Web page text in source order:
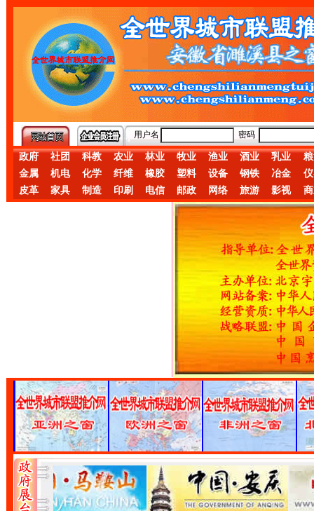
用户名 密码
政府 社团 科教 农业 林业 牧业 渔业 酒业 乳业
金属
机电 化学 纤维 橡胶 塑料 设备 钢铁 冶金
皮革
家具 制造 印刷 电信 邮政 网络 旅游 影视